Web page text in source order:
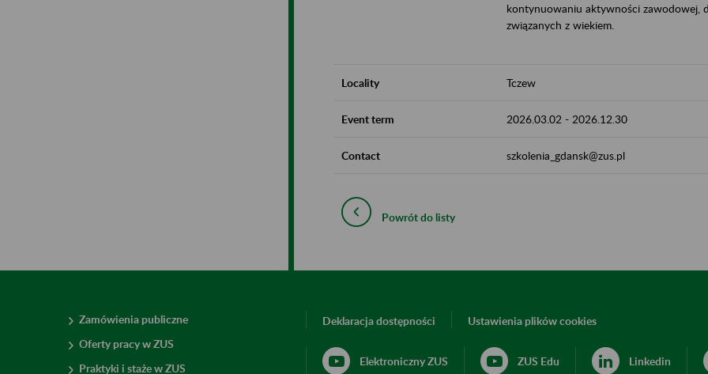
kontynuowaniu aktywności zawodowej,
związanych z wiekiem.
Locality Tczew
Event term 2026.03.02 - 2026.12.30
Contact szkolenia_gdansk@zus.pl
Powrót do listy
Zamówienia publiczne
Oferty pracy w ZUS
Praktyki i staże w ZUS
Deklaracja dostępności Ustawienia plików cookies
Elektroniczny ZUS ZUS Edu Linkedin